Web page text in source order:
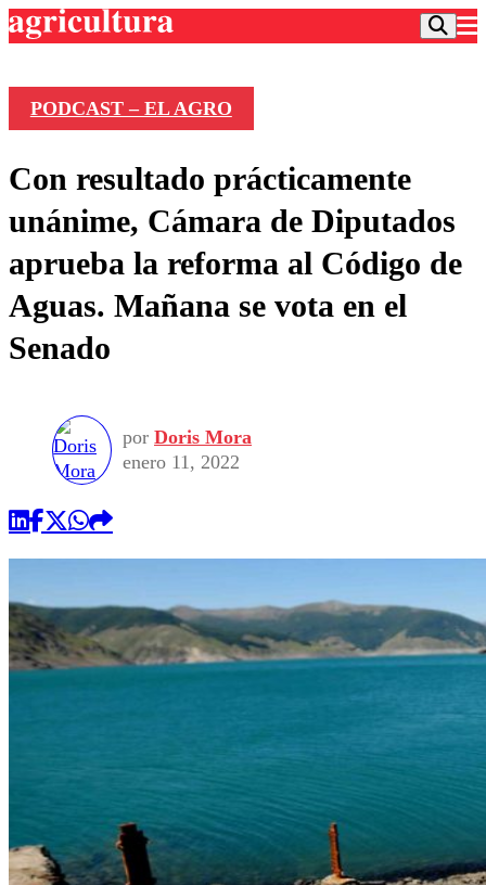
Frecuencias
Agricultura TV
Deportes
Colo Colo
Motor
Universidad Católica
Universidad de Chile
Entretención
Noticias
Política
Sustentabilidad
Vida Social
Comercial
PODCAST – EL AGRO
Con resultado prácticamente
unánime, Cámara de Diputados
aprueba la reforma al Código de
Aguas. Mañana se vota en el
Senado
por Doris Mora
enero 11, 2022